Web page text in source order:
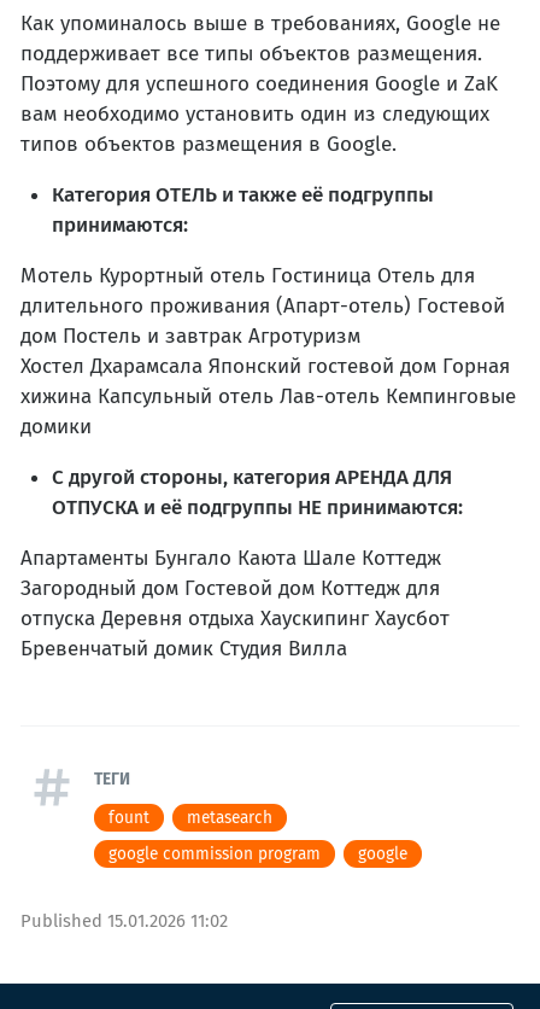
Как упоминалось выше в требованиях, Google не
поддерживает все типы объектов размещения.
Поэтому для успешного соединения Google и ZaK
вам необходимо установить один из следующих
типов объектов размещения в Google.
Категория ОТЕЛЬ и также её подгруппы
принимаются:
Мотель Курортный отель Гостиница Отель для
длительного проживания (Апарт-отель) Гостевой
дом Постель и завтрак Агротуризм
Хостел Дхарамсала Японский гостевой дом Горная
хижина Капсульный отель Лав-отель Кемпинговые
домики
С другой стороны, категория АРЕНДА ДЛЯ
ОТПУСКА и её подгруппы НЕ принимаются:
Апартаменты Бунгало Каюта Шале Коттедж
Загородный дом Гостевой дом Коттедж для
отпуска Деревня отдыха Хаускипинг Хаусбот
Бревенчатый домик Студия Вилла
ТЕГИ
fount
metasearch
google commission program
google
Published 15.01.2026 11:02